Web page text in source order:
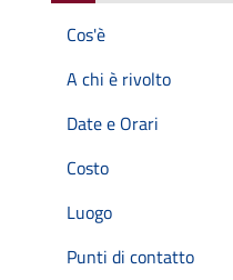
Cos'è
A chi è rivolto
Date e Orari
Costo
Luogo
Punti di contatto